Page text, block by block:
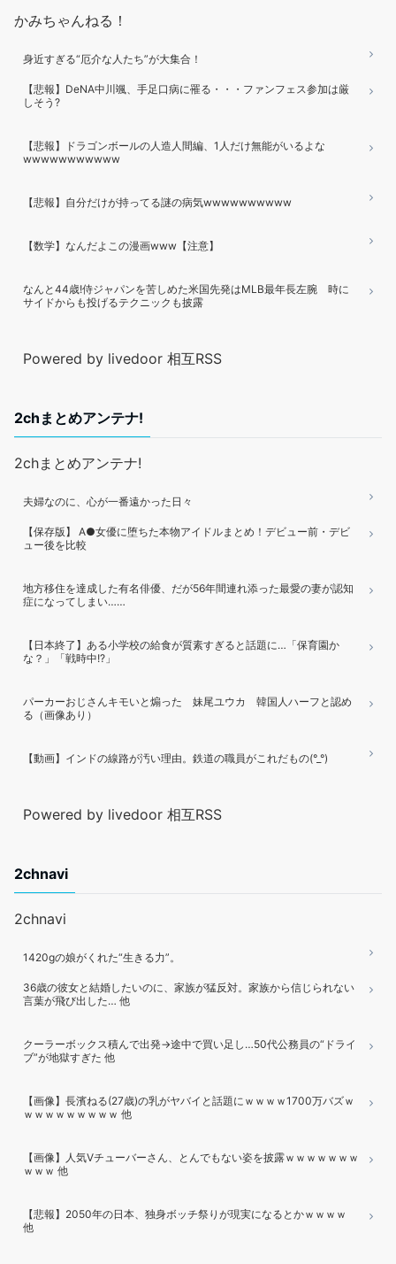
かみちゃんねる！
身近すぎる“厄介な人たち”が大集合！
【悲報】DeNA中川颯、手足口病に罹る・・・ファンフェス参加は厳
しそう?
【悲報】ドラゴンボールの人造人間編、1人だけ無能がいるよな
wwwwwwwwwww
【悲報】自分だけが持ってる謎の病気wwwwwwwwww
【数学】なんだよこの漫画www【注意】
なんと44歳!侍ジャパンを苦しめた米国先発はMLB最年長左腕 時に
サイドからも投げるテクニックも披露
Powered by livedoor 相互RSS
2chまとめアンテナ!
2chまとめアンテナ!
夫婦なのに、心が一番遠かった日々
【保存版】 A●女優に堕ちた本物アイドルまとめ！デビュー前・デビ
ュー後を比較
地方移住を達成した有名俳優、だが56年間連れ添った最愛の妻が認知
症になってしまい……
【日本終了】ある小学校の給食が質素すぎると話題に…「保育園か
な？」「戦時中!?」
パーカーおじさんキモいと煽った 妹尾ユウカ 韓国人ハーフと認め
る（画像あり）
【動画】インドの線路が汚い理由。鉄道の職員がこれだもの(°_°)
Powered by livedoor 相互RSS
2chnavi
2chnavi
1420gの娘がくれた“生きる力”。
36歳の彼女と結婚したいのに、家族が猛反対。家族から信じられない
言葉が飛び出した… 他
クーラーボックス積んで出発→途中で買い足し…50代公務員の“ドライ
ブ”が地獄すぎた 他
【画像】長濱ねる(27歳)の乳がヤバイと話題にｗｗｗｗ1700万バズｗ
ｗｗｗｗｗｗｗｗｗ 他
【画像】人気Vチューバーさん、とんでもない姿を披露ｗｗｗｗｗｗｗ
ｗｗｗ 他
【悲報】2050年の日本、独身ボッチ祭りが現実になるとかｗｗｗｗ
他